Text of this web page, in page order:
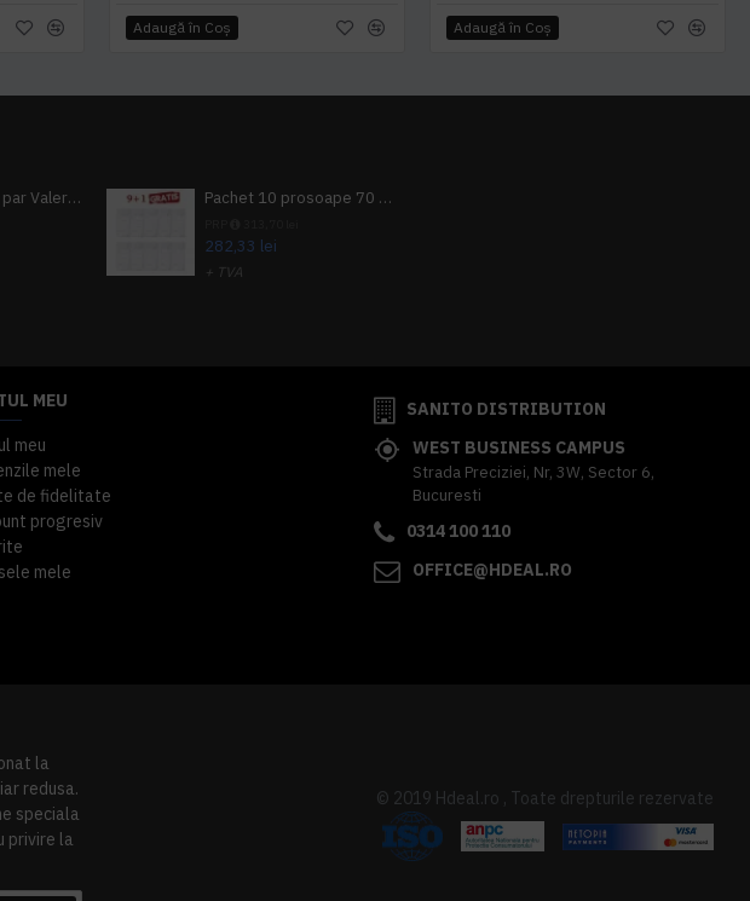
Adaugă în Coş Adaugă în Coş
Pachet Uscator par Valera Action Super Plus + GRATUIT Sampon si gel de dus Tork Pachet 10 prosoape 70 x 140cm 9 + 1 gratuit
282,33 lei
+ TVA
MEU
meu
mele
de fidelitate
progresiv
mele
SANITO DISTRIBUTION
WEST BUSINESS CAMPUS
Strada Preciziei, Nr, 3W, Sector 6,
Bucuresti
0314 100 110
OFFICE@HDEAL.RO
la
redusa.
speciala
privire la
© 2019 Hdeal.ro , Toate drepturile rezervate